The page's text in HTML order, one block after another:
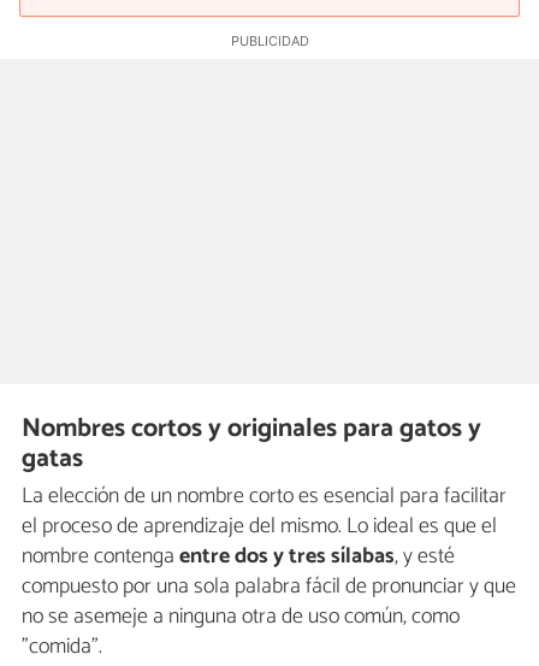
Nombres cortos y originales para gatos y
gatas
La elección de un nombre corto es esencial para facilitar
el proceso de aprendizaje del mismo. Lo ideal es que el
nombre contengaentre dos y tres sílabas, y esté
compuesto por una sola palabra fácil de pronunciar y que
no se asemeje a ninguna otra de uso común, como
"comida".